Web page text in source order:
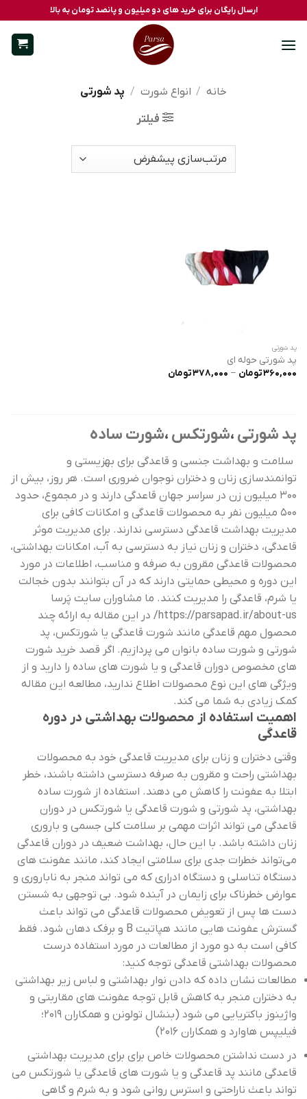
to
content
ارسال رایگان برای خرید های دو میلیون و پانصد تومان به بالا
خانه / انواع شورت / پد شورتی
فیلتر
پد شورتی
پد شورتی حوله ای
360,000تومان –
378,000تومانمحدوده
پد شورتی ،شورتکس ،شورت ساده
سلامت و بهداشت جنسی و قاعدگی برای بهزیستی و
توانمندسازی زنان و دختران نوجوان ضروری است. هر روز، بیش از
300 میلیون زن در سراسر جهان قاعدگی دارند و در مجموع، حدود
500 میلیون نفر به محصولات قاعدگی و امکانات کافی برای
مدیریت بهداشت قاعدگی دسترسی ندارند. برای مدیریت موثر
قاعدگی، دختران و زنان نیاز به دسترسی به آب، امکانات بهداشتی،
محصولات قاعدگی مقرون به صرفه و مناسب، اطلاعات در مورد
این دوره و محیطی حمایتی دارند که در آن بتوانند بدون خجالت
یا شرم، قاعدگی را مدیریت کنند. ما مشاوران سایت پَرسا
https://parsapad.ir/about-us/ در این مقاله به ارائه چند
محصول مهم قاعدگی مانند شورت قاعدگی یا شورتکس، پد
شورتی و شورت ساده بانوان می پردازیم. اگر قصد خرید شورت
های مخصوص دوران قاعدگی و یا شورت های ساده را دارید و از
ویژگی های این نوع محصولات اطلاع ندارید، مطالعه این مقاله
کمک زیادی به شما می کند.
اهمیت استفاده از محصولات بهداشتی در دوره
قاعدگی
وقتی دختران و زنان برای مدیریت قاعدگی خود به محصولات
بهداشتی راحت و مقرون به صرفه دسترسی داشته باشند، خطر
ابتلا به عفونت را کاهش می دهند. استفاده از شورت ساده
بهداشتی، پد شورتی و شورت قاعدگی یا شورتکس در دوران
قاعدگی می تواند اثرات مهمی بر سلامت کلی جسمی و باروری
زنان داشته باشد. با این حال، بهداشت ضعیف در دوران قاعدگی
می‌تواند خطرات جدی برای سلامتی ایجاد کند، مانند عفونت ‌های
دستگاه تناسلی و دستگاه ادراری که می‌ تواند منجر به ناباروری و
عوارض خطرناک برای زایمان در آینده شود. بی توجهی به شستن
دست ها پس از تعویض محصولات قاعدگی می تواند باعث
گسترش عفونت هایی مانند هپاتیت B و برفک دهان شود. فقط
کافی است به دو مورد از مطالعات در مورد استفاده درست
محصولات بهداشتی قاعدگی توجه کنید:
مطالعات نشان داده که دادن نوار بهداشتی و لباس زیر بهداشتی
به دختران منجر به کاهش قابل توجه عفونت های مقاربتی و
واژینوز باکتریایی می شود (بنشال تولونن و همکاران 2019؛
فیلیپس هاوارد و همکاران 2016)
در دست نداشتن محصولات خاص برای برای مدیریت بهداشتی
قاعدگی مانند پد قاعدگی و یا شورت های قاعدگی یا شورتکس می
تواند باعث ناراحتی و استرس روانی شود و به شرم و گاهی